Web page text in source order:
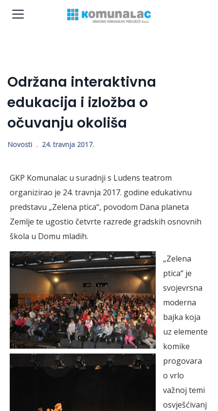
Održana interaktivna
edukacija i izložba o
očuvanju okoliša
Novosti 24. travnja 2017.
GKP Komunalac u suradnji s Ludens teatrom
organizirao je 24. travnja 2017. godine edukativnu
predstavu „Zelena ptica“, povodom Dana planeta
Zemlje te ugostio četvrte razrede gradskih osnovnih
škola u Domu mladih.
„Zelena
ptica“ je
svojevrsna
moderna
bajka koja
uz elemente
komike
progovara
o vrlo
važnoj temi
osvješćivanj